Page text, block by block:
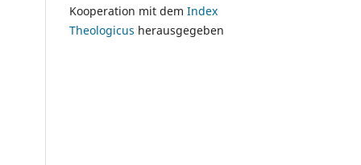
Kooperation mit dem Index
Theologicus herausgegeben